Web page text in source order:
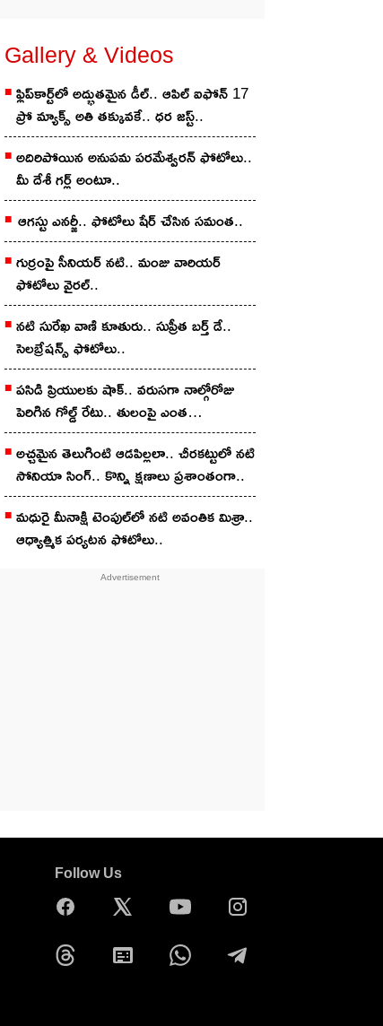
Gallery & Videos
ఫ్లిప్‌కార్ట్‌లో అద్భుతమైన డీల్.. ఆపిల్ ఐఫోన్ 17
ప్రో మ్యాక్స్ అతి తక్కువకే.. ధర జస్ట్..
అదిరిపోయిన అనుప‌మ ప‌ర‌మేశ్వ‌ర‌న్ ఫోటోలు..
మీ దేశీ గ‌ర్ల్ అంటూ..
ఆగ‌స్టు ఎన‌ర్జీ.. ఫోటోలు షేర్ చేసిన స‌మంత‌..
గుర్రంపై సీనియ‌ర్ న‌టి.. మంజు వారియ‌ర్
ఫోటోలు వైర‌ల్..
న‌టి సురేఖ వాణి కూతురు.. సుప్రీత బ‌ర్త్ డే..
సెల‌బ్రేష‌న్స్ ఫోటోలు..
పసిడి ప్రియులకు షాక్.. వరుసగా నాల్గోరోజు
పెరిగిన గోల్డ్ రేటు.. తులంపై ఎంత
పెరిగిందంటే?
అచ్చ‌మైన తెలుగింటి ఆడ‌పిల్ల‌లా.. చీర‌క‌ట్టులో న‌టి
సోనియా సింగ్‌.. కొన్ని క్షణాలు ప్రశాంతంగా..
మధురై మీనాక్షి టెంపుల్‌లో న‌టి అవంతిక మిశ్రా..
ఆధ్యాత్మిక ప‌ర్య‌ట‌న ఫోటోలు..
Follow Us